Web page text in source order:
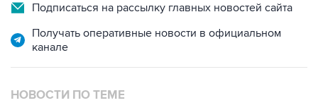
Подписаться на рассылку главных новостей сайта
Получать оперативные новости в официальном
канале
НОВОСТИ ПО ТЕМЕ